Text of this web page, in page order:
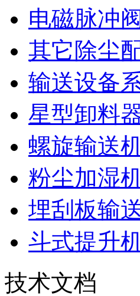
电磁脉冲
其它除尘
输送设备
星型卸料
螺旋输送
粉尘加湿
埋刮板输
斗式提升
技术文档